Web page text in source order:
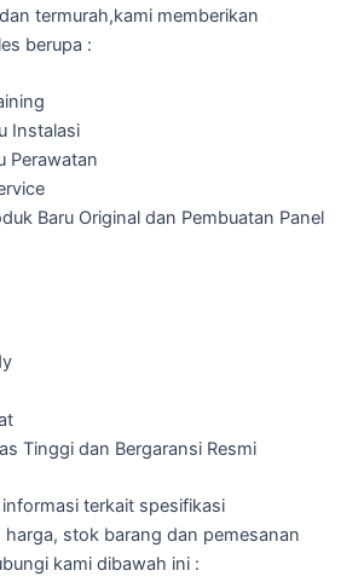
termurah,kami memberikan
berupa :
Instalasi
Perawatan
Baru Original dan Pembuatan Panel
Tinggi dan Bergaransi Resmi
terkait spesifikasi
stok barang dan pemesanan
kami dibawah ini :